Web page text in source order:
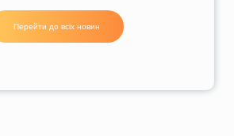
Перейти до всіх новин